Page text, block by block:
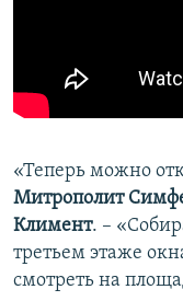
«Теперь можно
Митрополит
Климент. –
третьем этаже
смотреть на